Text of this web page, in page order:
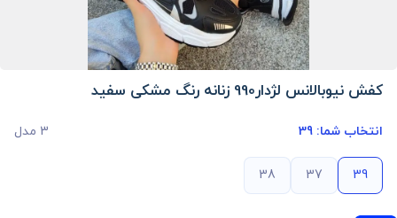
کفش نیوبالانس لژدار990 زنانه رنگ مشکی سفید
انتخاب شما: 39 3 مدل
39
37
38